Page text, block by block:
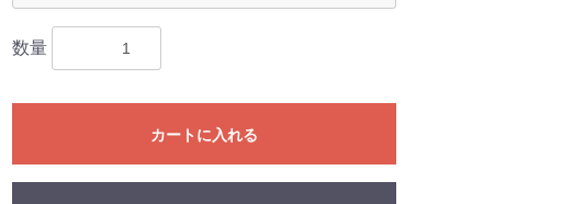
数量
カートに入れる